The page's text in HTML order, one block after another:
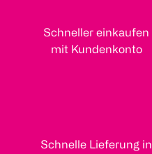
Schneller einkaufen
mit Kundenkonto
Schnelle Lieferung in